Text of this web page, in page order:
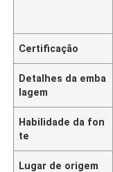
Certificação
Detalhes da emba
lagem
Habilidade da fon
te
Lugar de origem